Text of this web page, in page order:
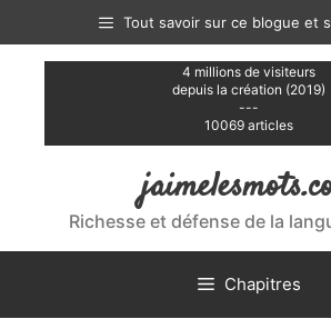
contenu
Tout savoir sur ce blogue et
4 millions de visiteurs
depuis la création (2019)
---
10069 articles
Richesse et défense de la
Chapitres